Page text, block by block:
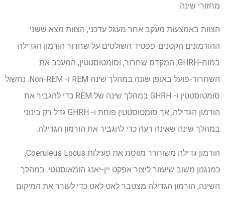
מחזורי שינה.
הצוות באמצעות מעקב אחר מעגל עדכני, הצוות מצא ששני
ההורמונים הקטנים-פפטיד השולטים על שחרור הורמון הגדילה
במוח-GHRH, המקדם שחרור, וסומטוסטטין, המעכב את
השחרור-פועל באופן שונה במהלך שינה REM ו- Non-REM. נחשול
סומטוסטטין ו- GHRH במהלך שינה של REM כדי להגביר את
הורמון הגדילה, אך סומטוסטטין פוחת ו- GHRH גדל רק בינוני
במהלך שינה שאינה רעה כדי להגביר את הורמון הגדילה.
הורמון גדילה משוחרר מווסת את פעילות Coeruleus Locus,
כמנגנון משוב שיעזור ליצור אפקט יין-יאנג הומאוסטטי. במהלך
השינה, הורמון הגדילה מצטבר לאט לאט כדי לעורר את המיקום